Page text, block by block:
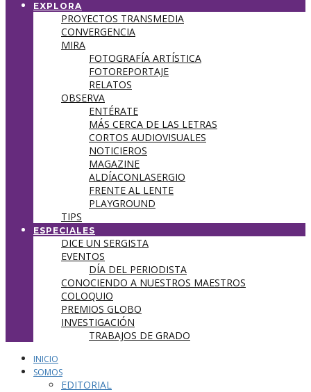
EXPLORA
PROYECTOS TRANSMEDIA
CONVERGENCIA
MIRA
FOTOGRAFÍA ARTÍSTICA
FOTOREPORTAJE
RELATOS
OBSERVA
ENTÉRATE
MÁS CERCA DE LAS LETRAS
CORTOS AUDIOVISUALES
NOTICIEROS
MAGAZINE
ALDÍACONLASERGIO
FRENTE AL LENTE
PLAYGROUND
TIPS
ESPECIALES
DICE UN SERGISTA
EVENTOS
DÍA DEL PERIODISTA
CONOCIENDO A NUESTROS MAESTROS
COLOQUIO
PREMIOS GLOBO
INVESTIGACIÓN
TRABAJOS DE GRADO
INICIO
SOMOS
EDITORIAL